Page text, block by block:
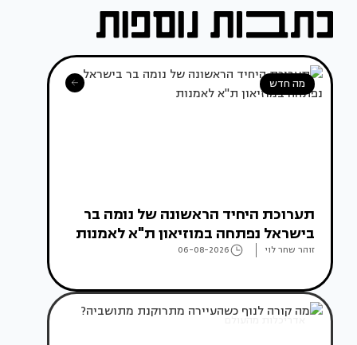
מה חדש
תערוכת היחיד הראשונה של נומה בר
בישראל נפתחה במוזיאון ת"א לאמנות
זוהר שחר לוי 06-08-2026
אדריכלות מהעולם